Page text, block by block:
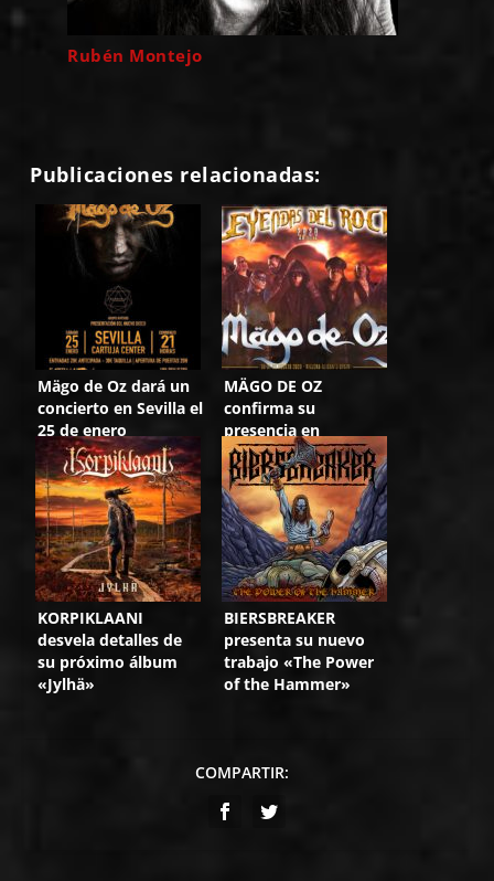
Rubén Montejo
Publicaciones relacionadas:
Mägo de Oz dará un
concierto en Sevilla el
25 de enero
MÄGO DE OZ
confirma su
presencia en
LEYENDAS DEL ROCK
y en más ciudades
KORPIKLAANI
desvela detalles de
su próximo álbum
«Jylhä»
BIERSBREAKER
presenta su nuevo
trabajo «The Power
of the Hammer»
COMPARTIR: